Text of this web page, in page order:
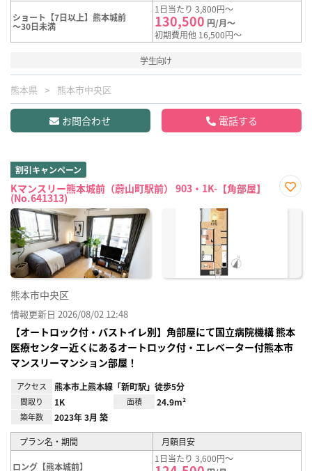
ショート【7日以上】熊本城前
～30日未満
1日当たり 3,800円～
130,500 円/月～
初期費用他 16,500円～
学生向け
熊本県 熊本市中央区
お問合わせ 電話する
割引キャンペーン
Kマンスリー熊本城前（蔚山町駅前） 903・1K-【角部屋】
(No.641313)
に入
熊本市中央区
情報更新日 2026/08/02 12:48
【オートロック付・バストイレ別】角部屋にて国立病院機構 熊本
医療センター近くにあるオートロック付・エレベーター付熊本市
マンスリーマンション部屋！
アクセス 熊本市上熊本線「新町駅」徒歩5分
間取り 1K 面積 24.9m²
築年数 2023年 3月 築
プラン名・期間 月額目安
ロング【熊本城前】
1日当たり 3,600円～